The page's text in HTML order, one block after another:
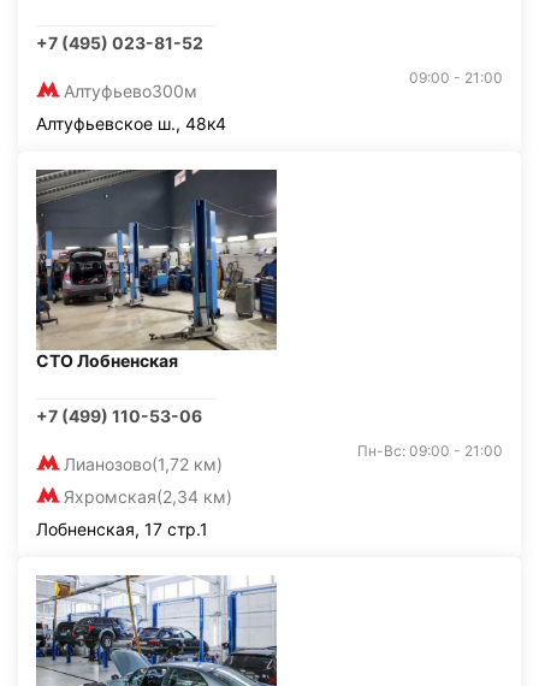
+7 (495) 023-81-52
Алтуфьево300м
09:00 - 21:00
Алтуфьевское ш., 48к4
СТО Лобненская
+7 (499) 110-53-06
Лианозово(1,72 км)
Яхромская(2,34 км)
Пн-Вс: 09:00 - 21:00
Лобненская, 17 стр.1